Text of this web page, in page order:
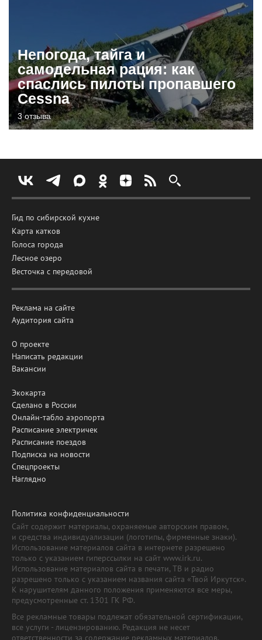
Непогода, тайга и
самодельная рация: как
спаслись пилоты пропавшего
Cessna
3 отзыва
Гид по сибирской кухне
Карта катков
Голоса города
Лесное озеро
Весточка с передовой
Реклама на сайте
Аудитория сайта
О проекте
Написать редакции
Вакансии
Экокарта
Сделано в России
Онлайн-табло аэропорта
Расписание электричек
Расписание поездов
Подписка на новости
Спецпроекты
Наглядно
Политика конфиденциальности
Сайт содержит материалы, охраняемые авторским правом,
и средства индивидуализации (логотипы, фирменные знаки).
Использование материалов сайта в интернете разрешено
только с указанием гиперссылки на сайт www.irk.ru.
Использование материалов сайта в печати, ТВ и радио
разрешено только с указанием названия сайта «Твой Иркутск».
К нарушителям данного положения применяются все меры,
предусмотренные ст. 1301 ГК РФ.
Все рекламные товары подлежат обязательной сертификации,
все услуги - лицензированию. Редакция не несет
ответственности за содержание рекламных материалов.